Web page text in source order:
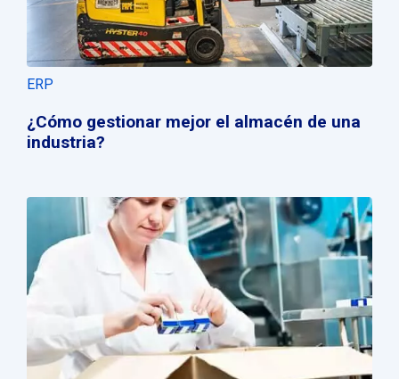
ERP
¿Cómo gestionar mejor el almacén de una
industria?